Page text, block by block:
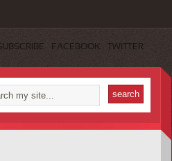
FACEBOOK TWITTER